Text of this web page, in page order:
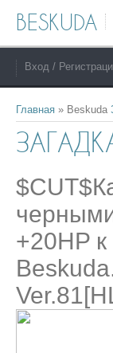
BESKUDA
Вход /
Главная » Beskuda
+20HP